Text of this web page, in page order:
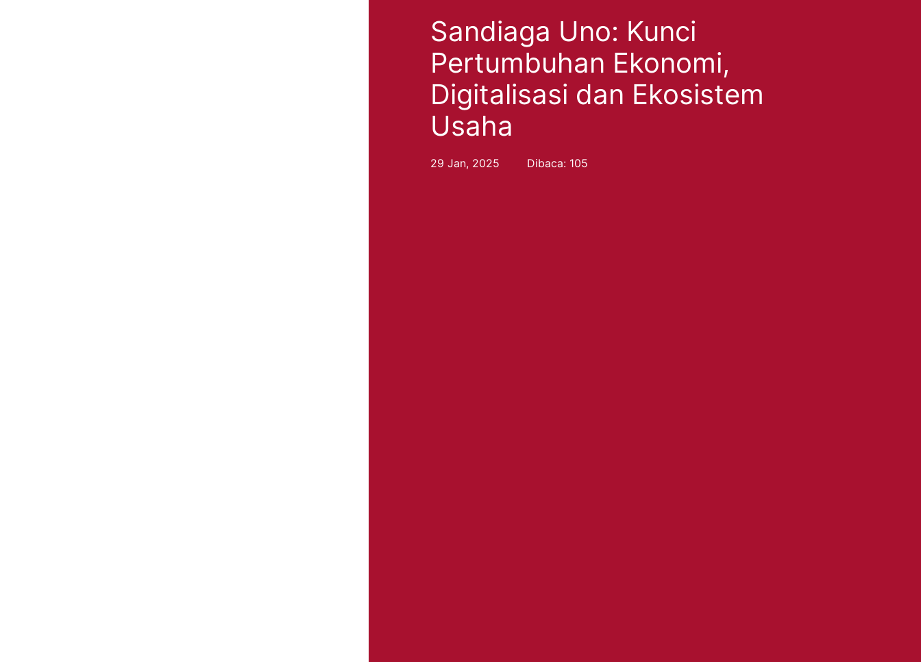
Sandiaga Uno: Kunci
Pertumbuhan Ekonomi,
Digitalisasi dan Ekosistem
Usaha
29 Jan, 2025 Dibaca: 105